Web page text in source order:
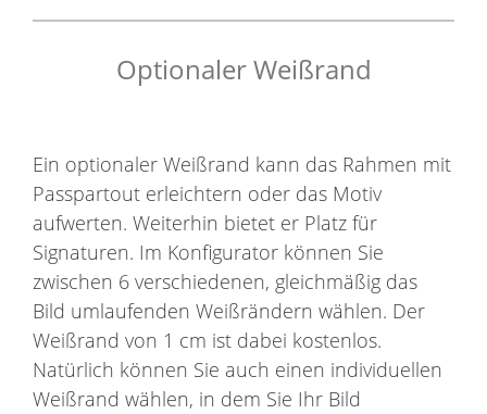
Optionaler Weißrand
Ein optionaler Weißrand kann das Rahmen mit
Passpartout erleichtern oder das Motiv
aufwerten. Weiterhin bietet er Platz für
Signaturen. Im Konfigurator können Sie
zwischen 6 verschiedenen, gleichmäßig das
Bild umlaufenden Weißrändern wählen. Der
Weißrand von 1 cm ist dabei kostenlos.
Natürlich können Sie auch einen individuellen
Weißrand wählen, in dem Sie Ihr Bild